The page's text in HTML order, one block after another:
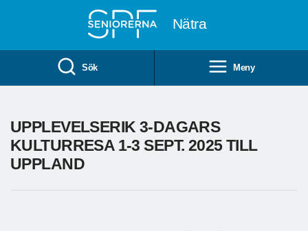
Nätra
Sök Meny
UPPLEVELSERIK 3-DAGARS
KULTURRESA 1-3 SEPT. 2025 TILL
UPPLAND